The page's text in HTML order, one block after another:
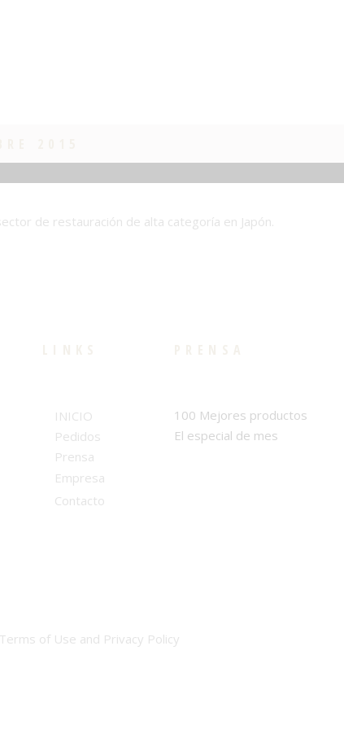
de restauración de alta categoría en Japón.
INICIO
Pedidos
Prensa
Empresa
Contacto
100 Mejores productos
El especial de mes
of Use and Privacy Policy